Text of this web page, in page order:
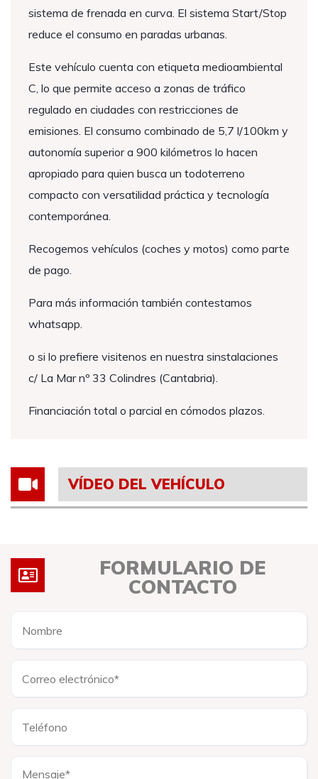
sistema de frenada en curva. El sistema Start/Stop
reduce el consumo en paradas urbanas.
Este vehículo cuenta con etiqueta medioambiental
C, lo que permite acceso a zonas de tráfico
regulado en ciudades con restricciones de
emisiones. El consumo combinado de 5,7 l/100km y
autonomía superior a 900 kilómetros lo hacen
apropiado para quien busca un todoterreno
compacto con versatilidad práctica y tecnología
contemporánea.
Recogemos vehículos (coches y motos) como parte
de pago.
Para más información también contestamos
whatsapp.
o si lo prefiere visitenos en nuestra sinstalaciones
c/ La Mar nº 33 Colindres (Cantabria).
Financiación total o parcial en cómodos plazos.
VÍDEO DEL VEHÍCULO
FORMULARIO DE
CONTACTO